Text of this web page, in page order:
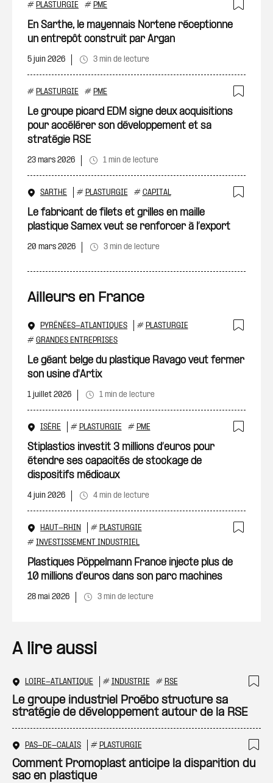
# PLASTURGIE # PME
En Sarthe, le mayennais Nortene réceptionne
un entrepôt construit par Argan
5 juin 2026 3 min de lecture
# PLASTURGIE # PME
Le groupe picard EDM signe deux acquisitions
pour accélérer son développement et sa
stratégie RSE
23 mars 2026 1 min de lecture
SARTHE # PLASTURGIE # CAPITAL
Le fabricant de filets et grilles en maille
plastique Samex veut se renforcer à l’export
20 mars 2026 3 min de lecture
Ailleurs en France
PYRÉNÉES-ATLANTIQUES # PLASTURGIE
# GRANDES ENTREPRISES
Le géant belge du plastique Ravago veut fermer
son usine d'Artix
1 juillet 2026 1 min de lecture
ISÈRE # PLASTURGIE # PME
Stiplastics investit 3 millions d’euros pour
étendre ses capacités de stockage de
dispositifs médicaux
4 juin 2026 4 min de lecture
HAUT-RHIN # PLASTURGIE
# INVESTISSEMENT INDUSTRIEL
Plastiques Pöppelmann France injecte plus de
10 millions d’euros dans son parc machines
28 mai 2026 3 min de lecture
A lire aussi
LOIRE-ATLANTIQUE # INDUSTRIE # RSE
Le groupe industriel Proébo structure sa
stratégie de développement autour de la RSE
PAS-DE-CALAIS # PLASTURGIE
Comment Promoplast anticipe la disparition du
sac en plastique